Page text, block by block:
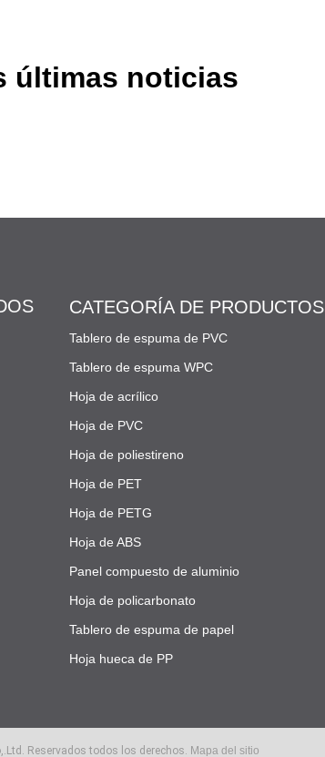
últimas noticias
CATEGORÍA DE PRODUCTOS
Tablero de espuma de PVC
Tablero de espuma WPC
Hoja de acrílico
Hoja de PVC
Hoja de poliestireno
Hoja de PET
Hoja de PETG
Hoja de ABS
Panel compuesto de aluminio
Hoja de policarbonato
Tablero de espuma de papel
Hoja hueca de PP
Reservados todos los derechos. Mapa del sitio